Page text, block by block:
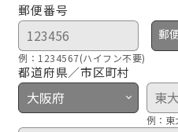
郵便番号
郵
例：1234567(ハイフン不要)
都道府県／市区町村
例：東